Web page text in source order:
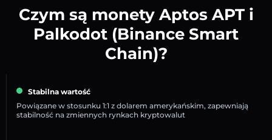
Czym są monety Aptos APT i
Palkodot (Binance Smart
Chain)?
Stabilna wartość
Powiązane w stosunku 1:1 z dolarem amerykańskim, zapewniają
stabilność na zmiennych rynkach kryptowalut